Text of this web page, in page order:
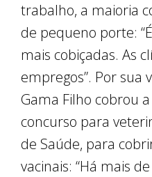
trabalho, a maioria
de pequeno porte:
mais cobiçadas. As
empregos”. Por sua
Gama Filho cobrou
concurso para
de Saúde, para
vacinais: “Há mais